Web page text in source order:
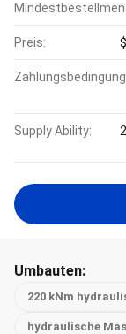
Preis:
Supply Ability:
Umbauten:
220 kNm
hydraulische